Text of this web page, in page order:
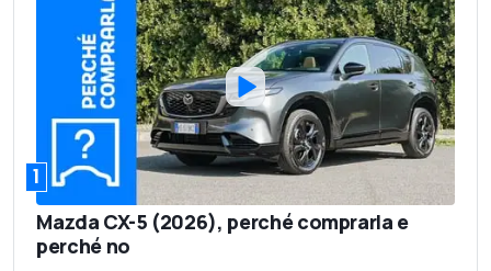
1
Mazda CX-5 (2026), perché comprarla e
perché no